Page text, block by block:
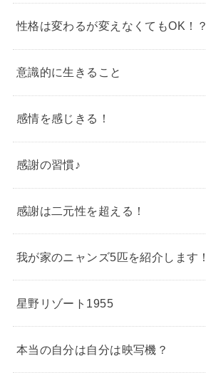
性格は変わるが変えなくてもOK！？
意識的に生きること
感情を感じきる！
感謝の習慣♪
感謝は二元性を超える！
我が家のニャンズ5匹を紹介します！
星野リゾート1955
本当の自分は自分は映写機？